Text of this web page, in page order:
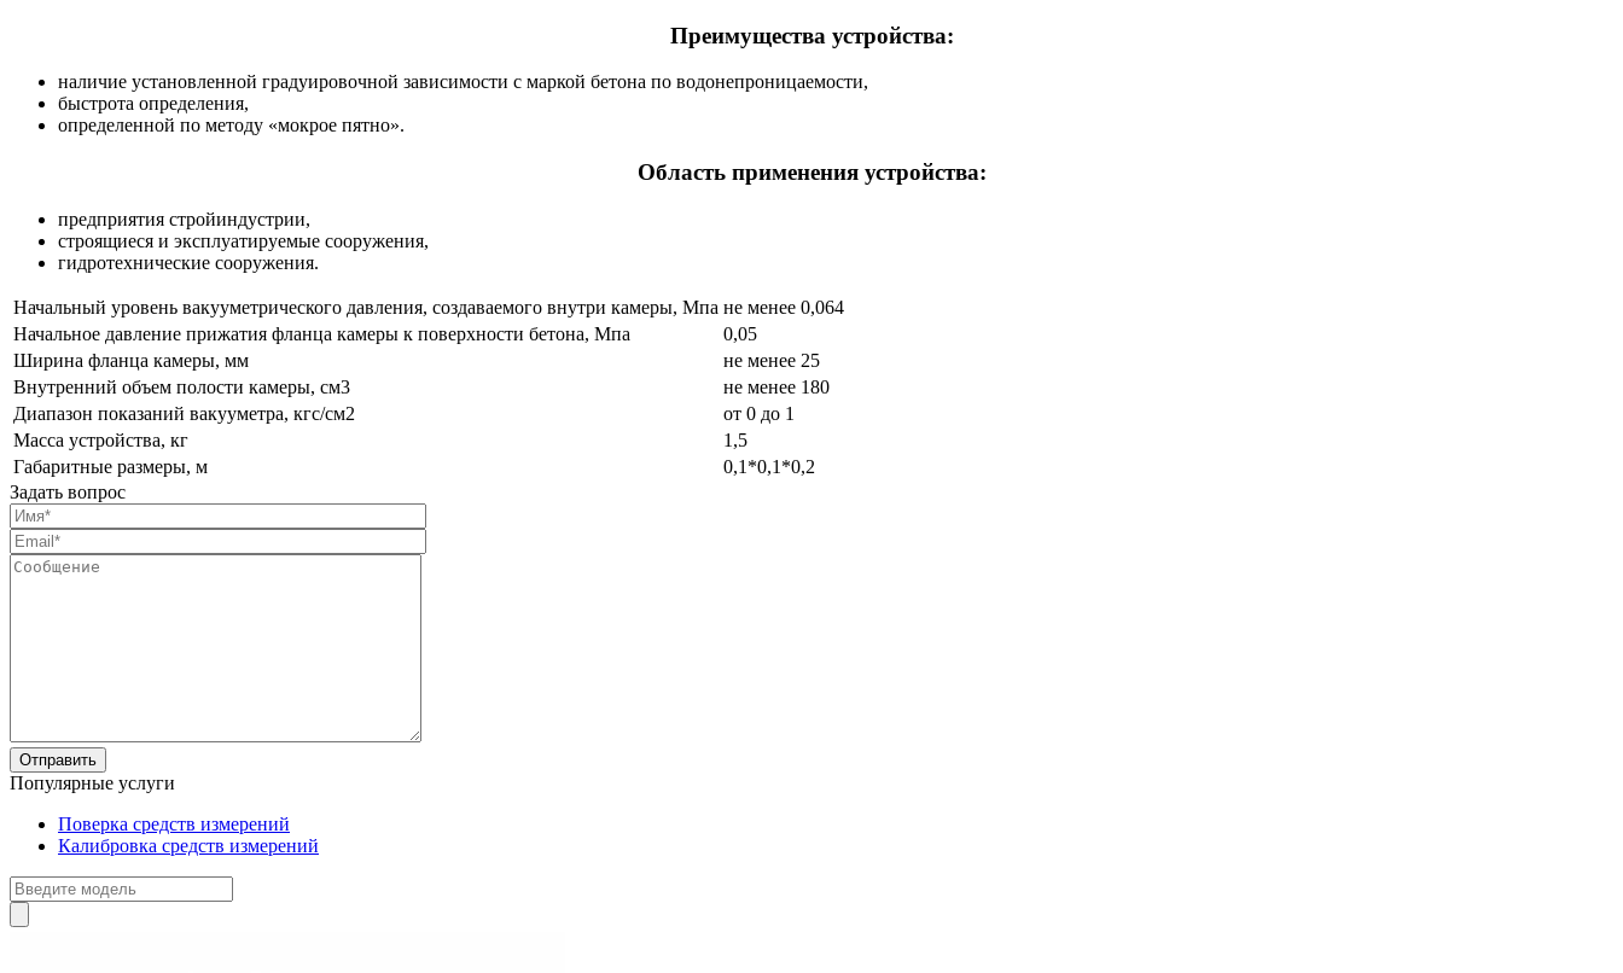
Преимущества устройства:
наличие установленной градуировочной зависимости с маркой бетона по водонепроницаемости,
быстрота определения,
определенной по методу «мокрое пятно».
Область применения устройства:
предприятия стройиндустрии,
строящиеся и эксплуатируемые сооружения,
гидротехнические сооружения.
Начальный уровень вакууметрического давления, создаваемого внутри камеры, Мпа не менее 0,064
Начальное давление прижатия фланца камеры к поверхности бетона, Мпа
0,05
Ширина фланца камеры, мм
не менее 25
Внутренний объем полости камеры, см3
не менее 180
Диапазон показаний вакууметра, кгс/см2
от 0 до 1
Масса устройства, кг
1,5
Габаритные размеры, м
0,1*0,1*0,2
Задать вопрос
Популярные услуги
Поверка средств измерений
Калибровка средств измерений